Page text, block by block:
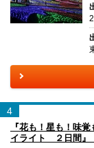
4
『花も！星も！味
イライト ２日間』